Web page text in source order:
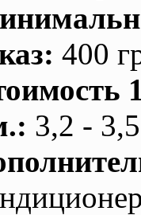
: 400
: 3,2 -